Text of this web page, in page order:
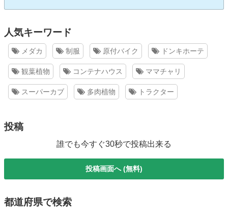
人気キーワード
メダカ 制服 原付バイク ドンキホーテ
観葉植物 コンテナハウス ママチャリ
スーパーカブ 多肉植物 トラクター
投稿
誰でも今すぐ30秒で投稿出来る
投稿画面へ (無料)
都道府県で検索